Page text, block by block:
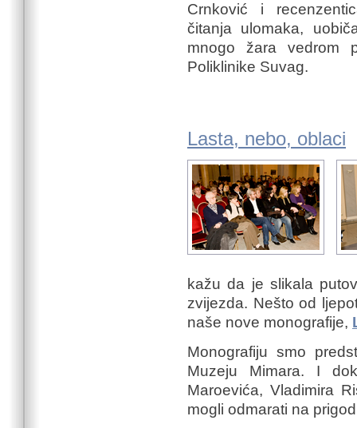
Crnković i
čitanja ulomaka,
mnogo žara vedrom
Poliklinike Suvag.
Lasta, nebo, oblaci
kažu da je slikala
zvijezda. Nešto od
naše nove monografije,
Monografiju smo
Muzeju Mimara. I
Maroevića, Vladimira
mogli odmarati na